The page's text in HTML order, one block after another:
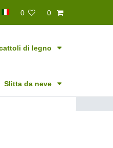
0 0
di legno
Slitta da neve